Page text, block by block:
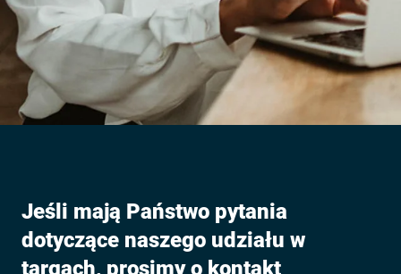
Jeśli mają Państwo pytania
dotyczące naszego udziału w
targach, prosimy o kontakt